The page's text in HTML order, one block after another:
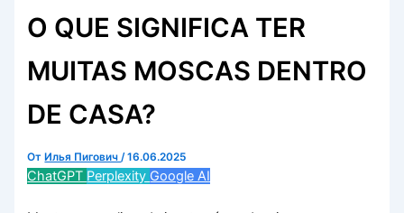
O QUE SIGNIFICA TER
MUITAS MOSCAS DENTRO
DE CASA?
От Илья Пигович/16.06.2025
ChatGPT Perplexity Google AI